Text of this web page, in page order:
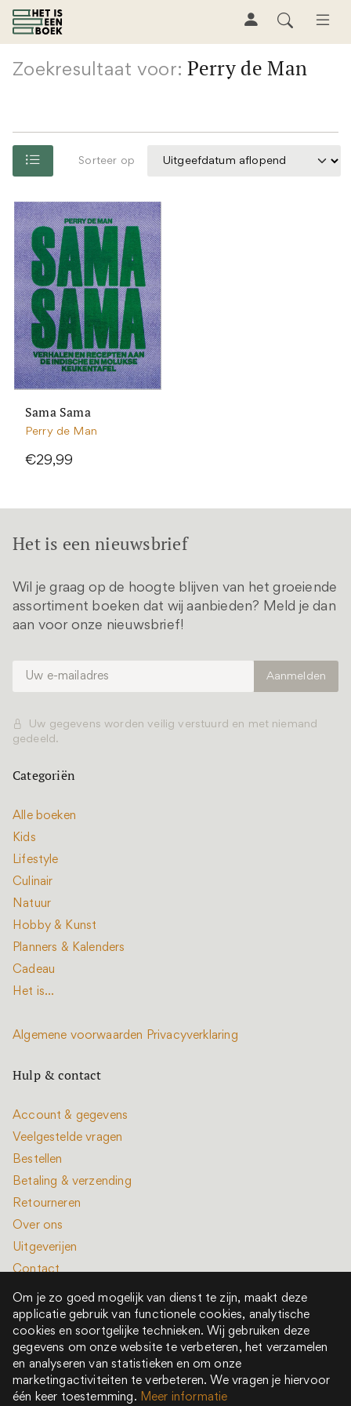
Zoekresultaat voor: Perry de Man
Sorteer op
Sama Sama
Perry de Man
€29,99
Het is een nieuwsbrief
Wil je graag op de hoogte blijven van het groeiende
assortiment boeken dat wij aanbieden? Meld je dan
aan voor onze nieuwsbrief!
Uw gegevens worden veilig verstuurd en met niemand
gedeeld.
Categoriën
Alle boeken
Kids
Lifestyle
Culinair
Natuur
Hobby & Kunst
Planners & Kalenders
Cadeau
Het is...
Algemene voorwaarden Privacyverklaring
Hulp & contact
Account & gegevens
Veelgestelde vragen
Bestellen
Betaling & verzending
Retourneren
Over ons
Uitgeverijen
Contact
Alle rechten voorbehouden © 2022 - 2026
Het is een boek is onderdeel van New Book Collective
Om je zo goed mogelijk van dienst te zijn, maakt deze
applicatie gebruik van functionele cookies, analytische
cookies en soortgelijke technieken. Wij gebruiken deze
gegevens om onze website te verbeteren, het verzamelen
en analyseren van statistieken en om onze
marketingactiviteiten te verbeteren. We vragen je hiervoor
één keer toestemming. Meer informatie